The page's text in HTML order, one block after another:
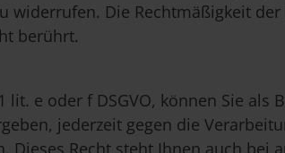
widerrufen. Die Rechtmäßigkeit
berührt.
e oder f DSGVO, können Sie als
jederzeit gegen die
Dieses Recht steht Ihnen auch bei